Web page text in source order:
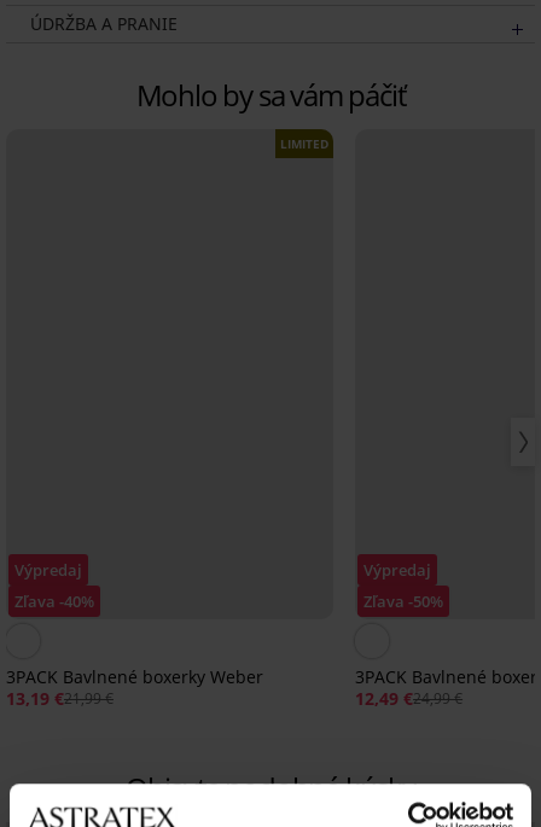
ÚDRŽBA A PRANIE
Mohlo by sa vám páčiť
Výpredaj
Zľava -40%
LIMITED
3PACK Bavlnené boxerky Weber
13,19 €21,99 €
Výpredaj
Zľava -50%
3PACK Bavlnené
12,49 €24,99 €
Objavte podobné kúsky